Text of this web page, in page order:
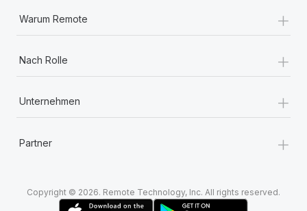
Warum Remote +
Nach Rolle +
Unternehmen +
Partner +
Copyright © 2026. Remote Technology, Inc. All rights reserved.